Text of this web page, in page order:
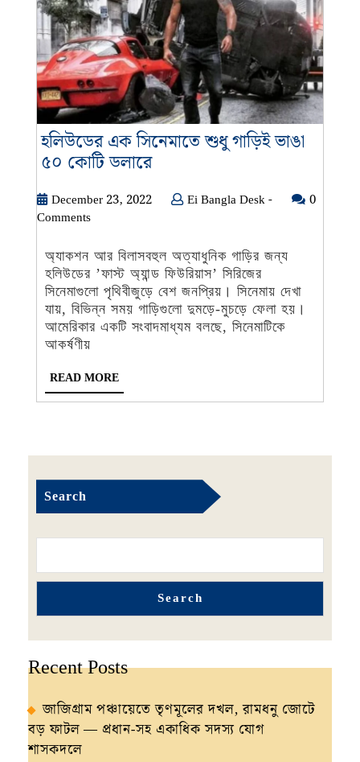
হলিউডের এক সিনেমাতে শুধু গাড়িই ভাঙা
৫০ কোটি ডলারেহলিউডের
সিনেমাতে
গাড়িই
ভাঙা
৫০
কোটি
ডলারে
December 23, 2022DecemberEi Bangla Desk -Ei
-
0
Comments
অ্যাকশন আর বিলাসবহুল অত্যাধুনিক গাড়ির জন্য
হলিউডের ’ফাস্ট অ্যান্ড ফিউরিয়াস’ সিরিজের
সিনেমাগুলো পৃথিবীজুড়ে বেশ জনপ্রিয়। সিনেমায় দেখা
যায়, বিভিন্ন সময় গাড়িগুলো দুমড়ে-মুচড়ে ফেলা হয়।
আমেরিকার একটি সংবাদমাধ্যম বলছে, সিনেমাটিকে
আকর্ষণীয়
READ MOREREAD
MORE
Search
Search
Recent Posts
জাজিগ্রাম পঞ্চায়েতে তৃণমূলের দখল, রামধনু জোটে
বড় ফাটল — প্রধান-সহ একাধিক সদস্য যোগ
শাসকদলে